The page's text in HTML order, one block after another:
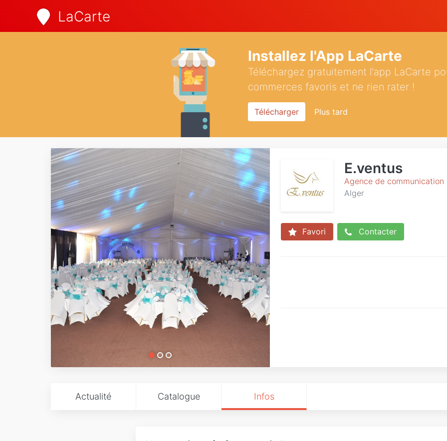
LaCarte
Installez l'App LaCarte
Téléchargez gratuitement l'app LaCarte
commerces favoris et ne rien rater !
Télécharger Plus tard
E.ventus
Agence de communication
Alger
Favori Contacter
Actualité Catalogue Infos